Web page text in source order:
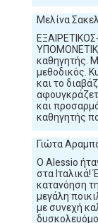
Μελίνα
καθηγητής.
μεθοδικός.
και το
και
καθηγητής
Γιώτα
Ο Alessio
στα
κατανόηση
μεγάλη
με συνεχή